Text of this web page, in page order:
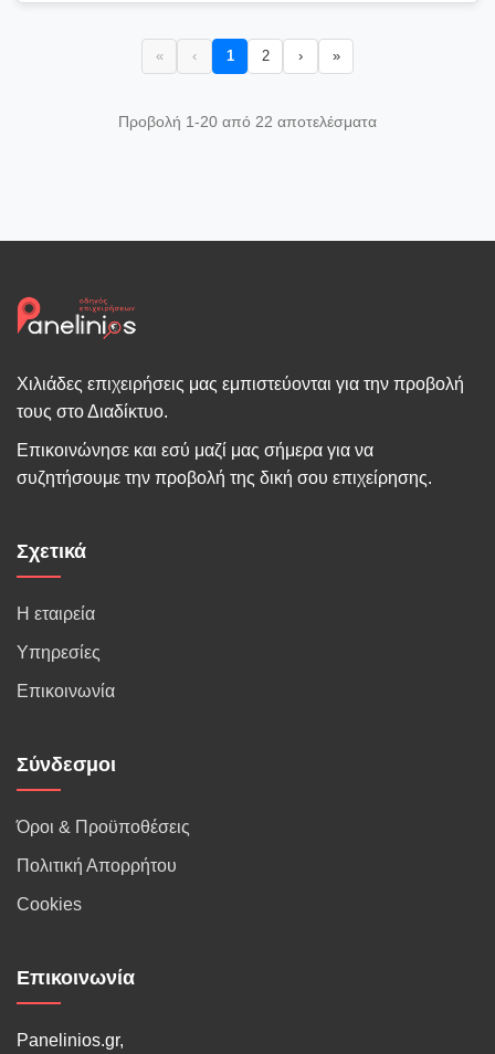
« ‹ 1 2 › »
Προβολή 1-20 από 22 αποτελέσματα
Χιλιάδες επιχειρήσεις μας εμπιστεύονται για την προβολή
τους στο Διαδίκτυο.
Επικοινώνησε και εσύ μαζί μας σήμερα για να
συζητήσουμε την προβολή της δική σου επιχείρησης.
Σχετικά
Η εταιρεία
Υπηρεσίες
Επικοινωνία
Σύνδεσμοι
Όροι & Προϋποθέσεις
Πολιτική Απορρήτου
Cookies
Επικοινωνία
Panelinios.gr,